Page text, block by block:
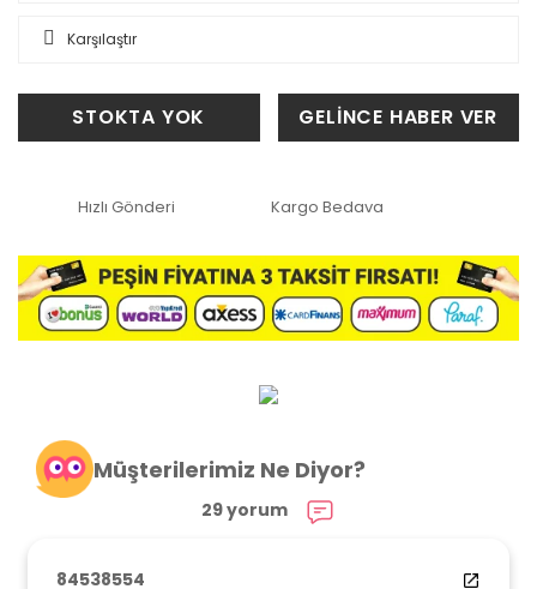
Karşılaştır
STOKTA YOK GELİNCE HABER VER
Hızlı Gönderi Kargo Bedava
Müşterilerimiz Ne Diyor?
29 yorum
84538554